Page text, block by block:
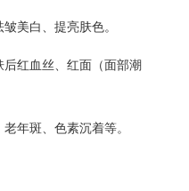
美白、提亮肤色。
红血丝、红面（面部潮
年斑、色素沉着等。